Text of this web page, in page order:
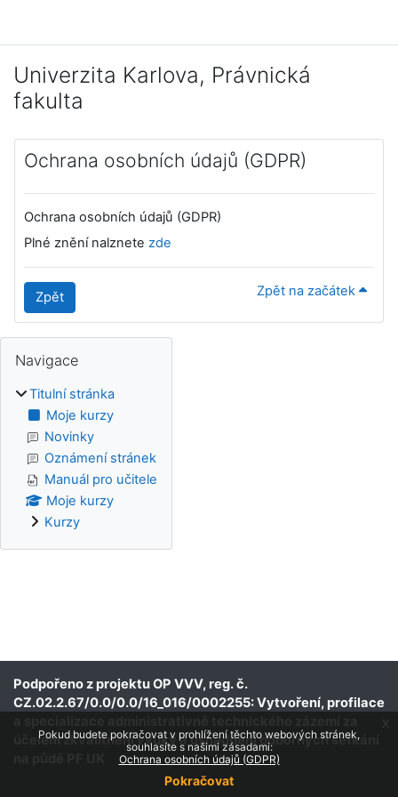
Pokud budete pokračovat v prohlížení těchto webových stránek,
souhlasíte s našimi zásadami:
Ochrana osobních údajů (GDPR)
Pokračovat
x
Univerzita Karlova, Právnická
fakulta
Ochrana osobních údajů (GDPR)
Ochrana osobních údajů (GDPR)
Plné znění nalznete zde
Zpět Zpět na začátek
Bloky
Navigace
Titulní stránka
Moje kurzy
Novinky
Oznámení stránek
Manuál pro učitele
Moje kurzy
Kurzy
Doplňkové bloky
Podpořeno z projektu OP VVV, reg. č.
CZ.02.2.67/0.0/0.0/16_016/0002255: Vytvoření, profilace
účelem zkvalitnění výuky a usnadnění odborných setkání